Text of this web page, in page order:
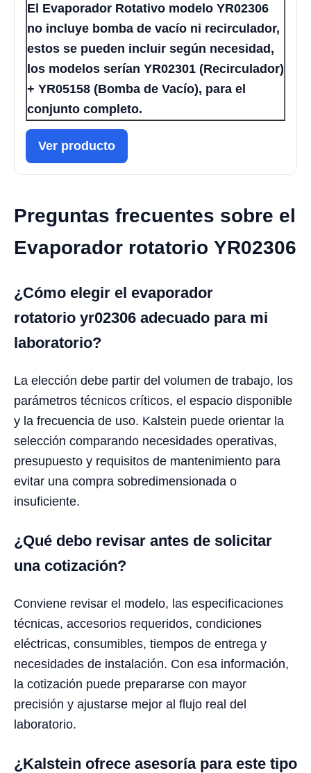
El Evaporador Rotativo modelo YR02306
no incluye bomba de vacío ni recirculador,
estos se pueden incluir según necesidad,
los modelos serían YR02301 (Recirculador)
+ YR05158 (Bomba de Vacío), para el
conjunto completo.
Ver producto
Preguntas frecuentes sobre el
Evaporador rotatorio YR02306
¿Cómo elegir el evaporador
rotatorio yr02306 adecuado para mi
laboratorio?
La elección debe partir del volumen de trabajo, los
parámetros técnicos críticos, el espacio disponible
y la frecuencia de uso. Kalstein puede orientar la
selección comparando necesidades operativas,
presupuesto y requisitos de mantenimiento para
evitar una compra sobredimensionada o
insuficiente.
¿Qué debo revisar antes de solicitar
una cotización?
Conviene revisar el modelo, las especificaciones
técnicas, accesorios requeridos, condiciones
eléctricas, consumibles, tiempos de entrega y
necesidades de instalación. Con esa información,
la cotización puede prepararse con mayor
precisión y ajustarse mejor al flujo real del
laboratorio.
¿Kalstein ofrece asesoría para este tipo